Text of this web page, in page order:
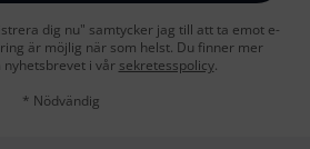
dig nu" samtycker jag till att ta emot e-
är möjlig när som helst. Du finner mer
i vår sekretesspolicy.
* Nödvändig